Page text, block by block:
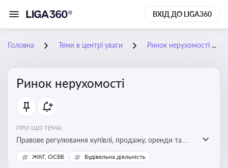
ВХІД ДО LIGA360
Головна Теми в центрі уваги Ринок нерухомості
Ринок нерухомості
ПРО ЩО ТЕМА:
Правове регулювання купівлі, продажу, оренди та
управління нерухомістю, що є ключовим для бізнесу,
інвесторів, забудовників і власників об’єктів майна
ЖКГ, ОСББ Будівельна діяльність